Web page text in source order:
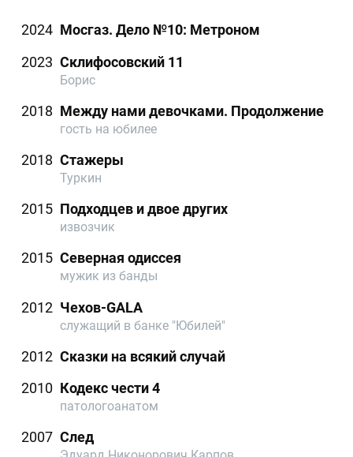
2024 Мосгаз. Дело №10: Метроном
2023 Склифосовский 11
Борис
2018 Между нами девочками. Продолжение
гость на юбилее
2018 Стажеры
Туркин
2015 Подходцев и двое других
извозчик
2015 Северная одиссея
мужик из банды
2012 Чехов-GALA
служащий в банке "Юбилей"
2012 Сказки на всякий случай
2010 Кодекс чести 4
патологоанатом
2007 След